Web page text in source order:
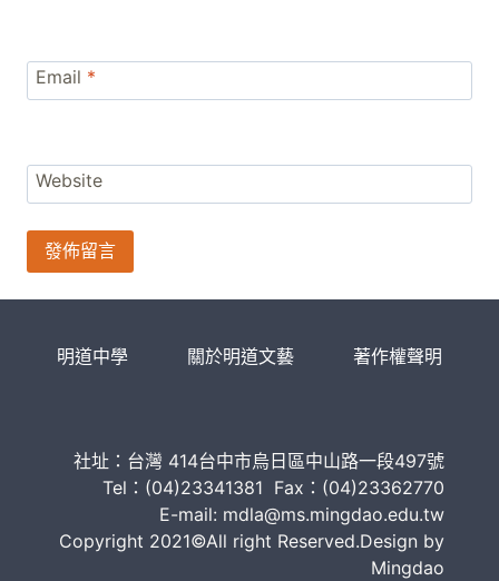
Email *
Website
明道中學 關於明道文藝 著作權聲明
社址：台灣 414台中市烏日區中山路一段497號
Tel：(04)23341381 Fax：(04)23362770
E-mail: mdla@ms.mingdao.edu.tw
Copyright 2021©All right Reserved.Design by
Mingdao